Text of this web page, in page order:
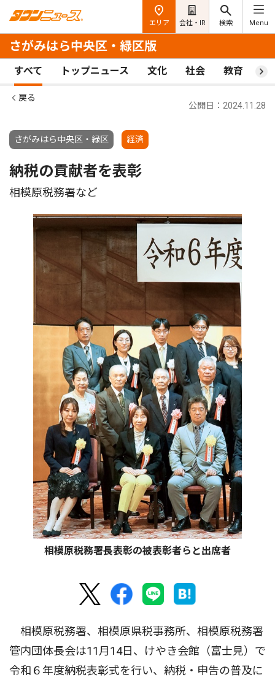
エリア 会社・IR 検索 Menu
さがみはら中央区・緑区版
すべて トップニュース 文化 社会 教育 ス
戻る
さがみはら中央区・緑区 経済
公開日：2024.11.28
納税の貢献者を表彰
相模原税務署など
相模原税務署長表彰の被表彰者らと出席者
相模原税務署、相模原県税事務所、相模原税務署
管内団体長会は11月14日、けやき会館（富士見）で
令和６年度納税表彰式を行い、納税・申告の普及に